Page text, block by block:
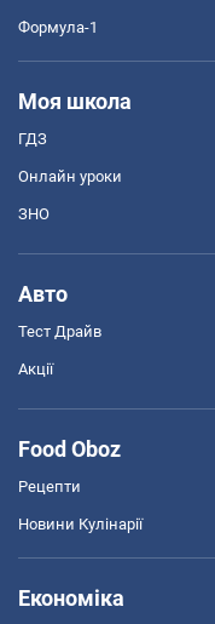
Формула-1
Моя школа
ГДЗ
Онлайн уроки
ЗНО
Авто
Тест Драйв
Акції
Food Oboz
Рецепти
Новини Кулінарії
Економіка